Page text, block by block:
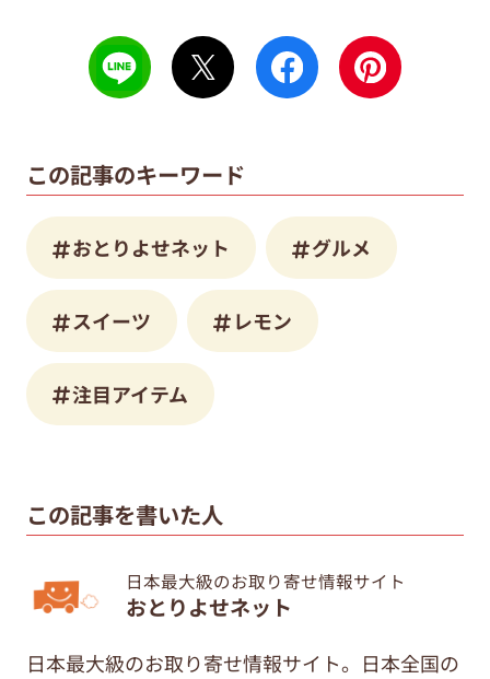
この記事のキーワード
おとりよせネット グルメ
スイーツ レモン
注目アイテム
この記事を書いた人
日本最大級のお取り寄せ情報サイト
おとりよせネット
日本最大級のお取り寄せ情報サイト。日本全国の